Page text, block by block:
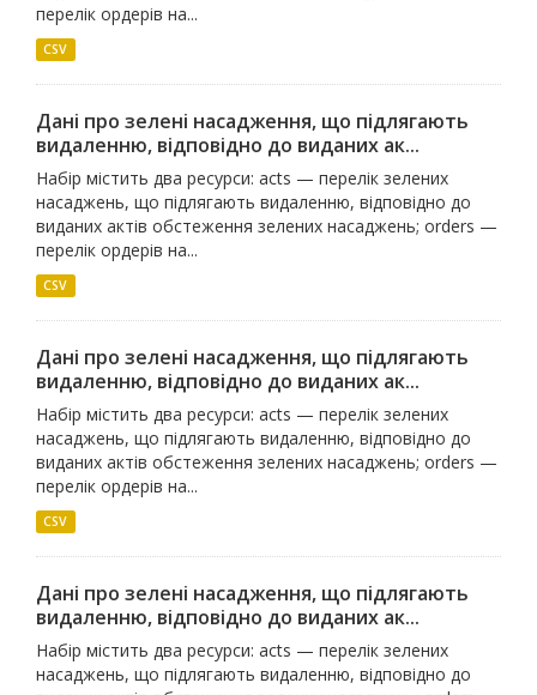
перелік ордерів на...
CSV
Дані про зелені насадження, що підлягають
видаленню, відповідно до виданих ак...
Набір містить два ресурси: acts — перелік зелених
насаджень, що підлягають видаленню, відповідно до
виданих актів обстеження зелених насаджень; orders —
перелік ордерів на...
CSV
Дані про зелені насадження, що підлягають
видаленню, відповідно до виданих ак...
Набір містить два ресурси: acts — перелік зелених
насаджень, що підлягають видаленню, відповідно до
виданих актів обстеження зелених насаджень; orders —
перелік ордерів на...
CSV
Дані про зелені насадження, що підлягають
видаленню, відповідно до виданих ак...
Набір містить два ресурси: acts — перелік зелених
насаджень, що підлягають видаленню, відповідно до